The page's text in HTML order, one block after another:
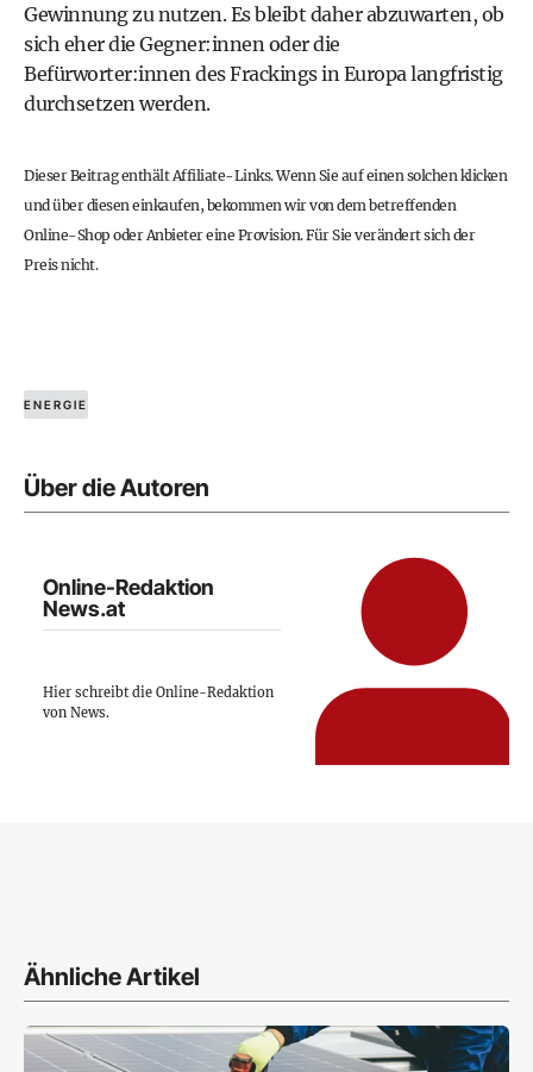
Gewinnung zu nutzen. Es bleibt daher abzuwarten, ob
sich eher die Gegner:innen oder die
Befürworter:innen des Frackings in Europa langfristig
durchsetzen werden.
Dieser Beitrag enthält Affiliate-Links. Wenn Sie auf einen solchen klicken
und über diesen einkaufen, bekommen wir von dem betreffenden
Online-Shop oder Anbieter eine Provision. Für Sie verändert sich der
Preis nicht.
ENERGIE
Über die Autoren
Online-Redaktion
News.at
Hier schreibt die Online-Redaktion
von News.
Ähnliche Artikel